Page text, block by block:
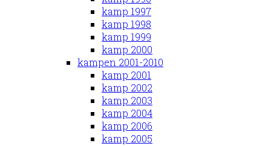
kamp 1997
kamp 1998
kamp 1999
kamp 2000
kampen 2001-2010
kamp 2001
kamp 2002
kamp 2003
kamp 2004
kamp 2006
kamp 2005